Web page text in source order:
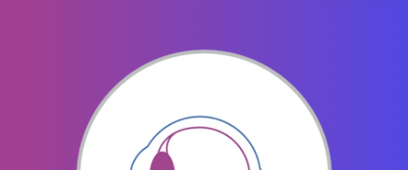
ثقب الشبكية في العين